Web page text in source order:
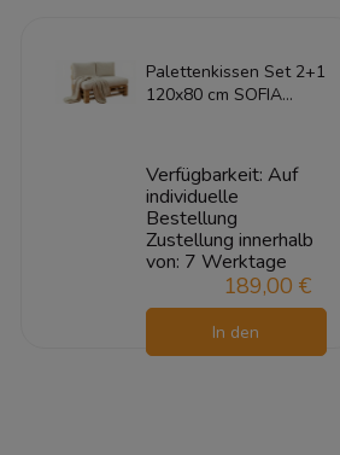
Palettenkissen Set 2+1
120x80 cm SOFIA
waschbar
Verfügbarkeit: Auf
individuelle
Bestellung
Zustellung innerhalb
von: 7 Werktage
189,00 €
In den